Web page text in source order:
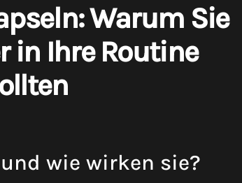
Warum Sie
in Ihre Routine
wie wirken sie?